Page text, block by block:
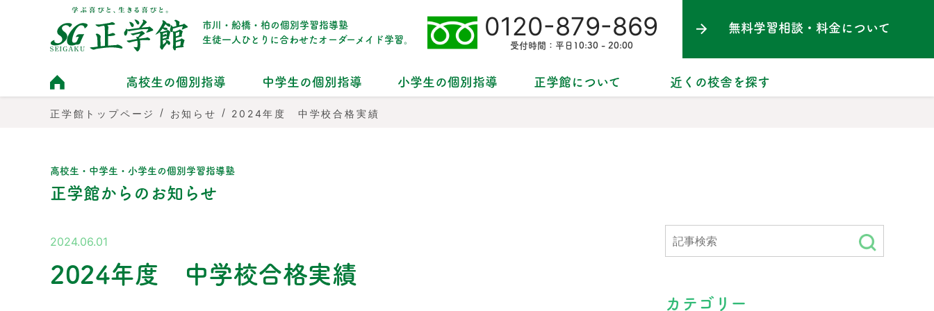
市川・船橋・柏の個別学習指導塾
生徒一人ひとりに合わせた オーダーメイド学習。 0120-879-869
受付時間：平日10:30 - 20:00
無料学習相談・料金について
高校生の個別指導 中学生の個別指導 小学生の個別指導 正学館について 近くの校舎を探す
正学館トップページ / お知らせ / 2024年度 中学校合格実績
高校生・中学生・小学生の個別学習指導塾
正学館からのお知らせ
2024.06.01
2024年度 中学校合格実績
カテゴリー